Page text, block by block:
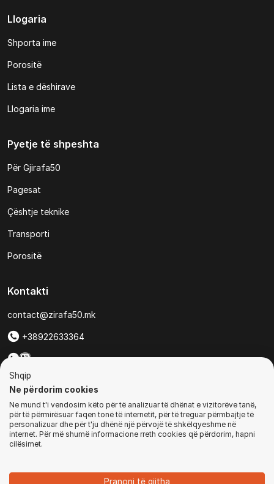
Llogaria
Shporta ime
Porositë
Lista e dëshirave
Llogaria ime
Pyetje të shpeshta
Për Gjirafa50
Pagesat
Çështje teknike
Transporti
Porositë
Kontakti
contact@zirafa50.mk
+38922633364
Për kërkesa të ofertave:
b2b@zirafa50.mk
Jadranska Magistrala No. 86, Skopje, North Macedonia
© Të gjitha të drejtat e rezervuara
Shqip
Ne përdorim cookies
Ne mund t'i vendosim këto për të analizuar të dhënat e vizitorëve tanë,
për të përmirësuar faqen tonë të internetit, për të treguar përmbajtje të
personalizuar dhe për t'ju dhënë një përvojë të shkëlqyeshme në
internet. Për më shumë informacione rreth cookies që përdorim, hapni
cilësimet.
Pranoni të gjitha